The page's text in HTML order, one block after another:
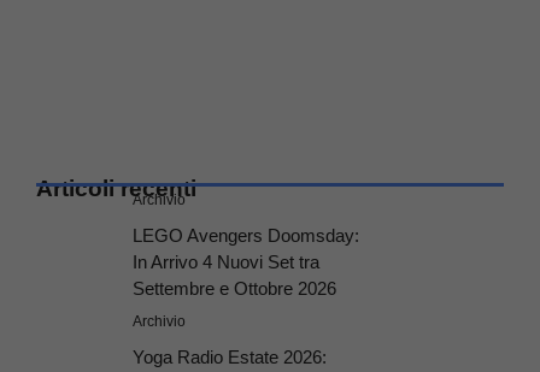
Articoli recenti
Archivio
LEGO Avengers Doomsday:
In Arrivo 4 Nuovi Set tra
Settembre e Ottobre 2026
Archivio
Yoga Radio Estate 2026: